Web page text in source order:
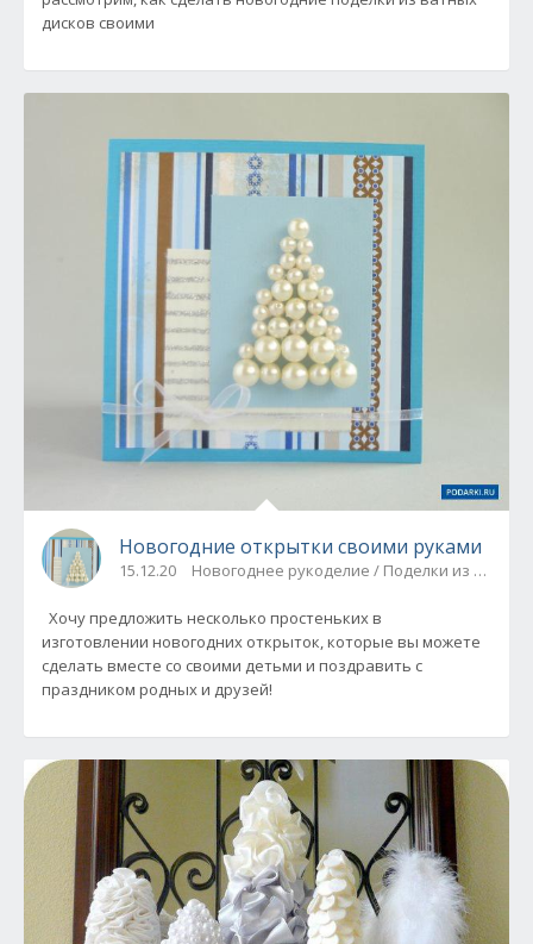
дисков своими
Новогодние открытки своими руками
15.12.20 Новогоднее рукоделие / Поделки из бумаги
Хочу предложить несколько простеньких в
изготовлении новогодних открыток, которые вы можете
сделать вместе со своими детьми и поздравить с
праздником родных и друзей!